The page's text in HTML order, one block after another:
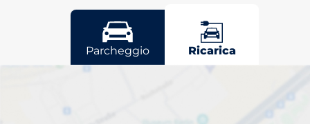
Rho
Parcheggio Ricarica